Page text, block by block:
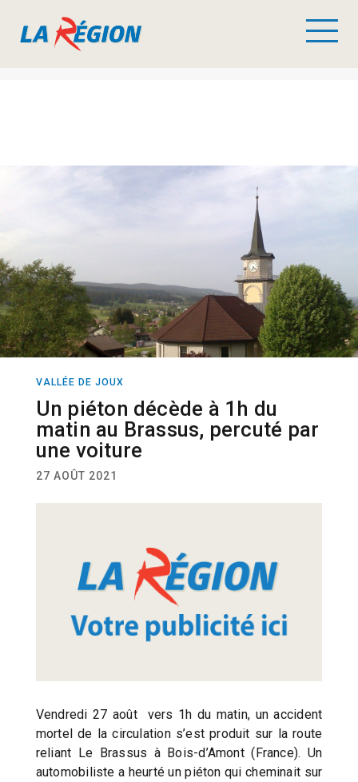
VALLÉE DE JOUX
Un piéton décède à 1h du
matin au Brassus, percuté par
une voiture
27 AOÛT 2021
Vendredi 27 août vers 1h du matin, un accident
mortel de la circulation s’est produit sur la route
reliant Le Brassus à Bois-d’Amont (France). Un
automobiliste a heurté un piéton qui cheminait sur